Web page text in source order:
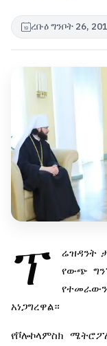
ረቡዕ ግንቦት 26,
ፕ ሬዝዳንት
የውጭ
የተመራውን
አነጋግረዋል።
የቮሎኮላምስክ